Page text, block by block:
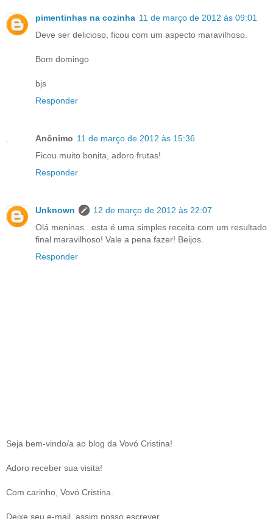
pimentinhas na cozinha 11 de março de 2012 às 09:01
Deve ser delicioso, ficou com um aspecto maravilhoso.
Bom domingo
bjs
Responder
Anônimo 11 de março de 2012 às 15:36
Ficou muito bonita, adoro frutas!
Responder
Unknown
12 de março de 2012 às 22:07
Olá meninas...esta é uma simples receita com um resultado
final maravilhoso! Vale a pena fazer! Beijos.
Responder
Seja bem-vindo/a ao blog da Vovó Cristina!
Adoro receber sua visita!
Com carinho, Vovó Cristina.
Deixe seu e-mail, assim posso escrever